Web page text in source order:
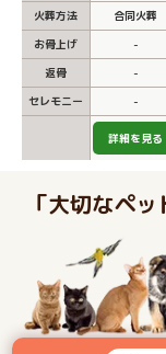
火葬方法
合同火葬
お骨上げ
-
返骨
-
セレモニー
-
詳細を見る
「大切なペ